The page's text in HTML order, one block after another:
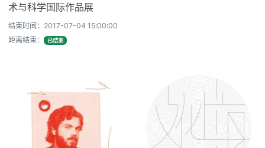
术与科学国际作品展
结束时间：2017-07-04 15:00:00
距离结束：
已结束